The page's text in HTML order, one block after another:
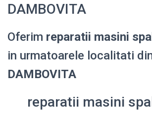
DAMBOVITA
Oferim reparatii masini
in urmatoarele localitati
DAMBOVITA
reparatii masini